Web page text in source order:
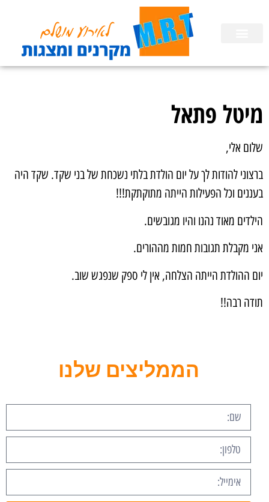
מיטל פתאל
שלום אלי,
ברצוני להודות לך על יום הולדת בלתי נשכחת של בני שקד. שקד היה
בעננים וכל הפעילות הייתה מתוקתקת!!!
הילדים מאוד נהנו והיו מגובשים.
אני מקבלת תגובות חמות מההורים.
יום ההולדת הייתה הצלחה, אין לי ספק שנפגש שוב.
תודה רבה!!
הממליצים שלנו